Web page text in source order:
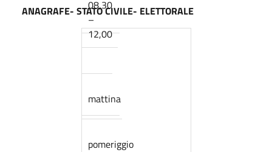
08,30
–
12,00
ANAGRAFE- STATO CIVILE- ELETTORALE
mattina
pomeriggio